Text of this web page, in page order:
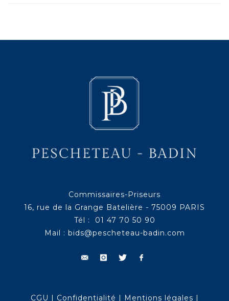
Commissaires-Priseurs
16, rue de la Grange Batelière - 75009 PARIS
Tél : 01 47 70 50 90
Mail : bids@pescheteau-badin.com
CGU | Confidentialité | Mentions légales |